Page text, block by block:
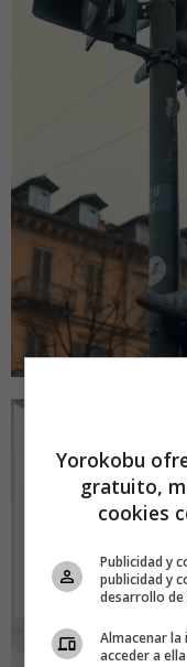
Yorokobu
gratuito,
cookies
Publicidad y
publicidad y
desarrollo de
Almacenar
acceder a ella